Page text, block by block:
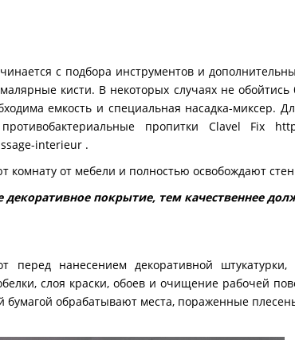
с подбора инструментов и
кисти. В некоторых случаях не
емкость и специальная насадка-миксер.
пропитки Clavel Fix
interieur .
комнату от мебели и полностью освобождают
покрытие, тем качественнее
перед нанесением декоративной
слоя краски, обоев и очищение рабочей
обрабатывают места, пораженные